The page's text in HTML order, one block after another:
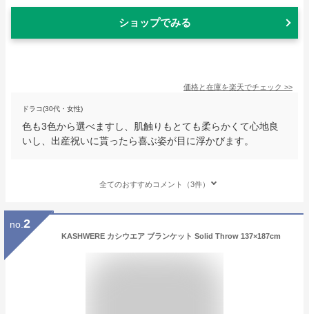
ショップでみる
価格と在庫を楽天でチェック >>
ドラコ(30代・女性)
色も3色から選べますし、肌触りもとても柔らかくて心地良
いし、出産祝いに貰ったら喜ぶ姿が目に浮かびます。
全てのおすすめコメント（3件）
no. 2
KASHWERE カシウエア ブランケット Solid Throw 137×187cm